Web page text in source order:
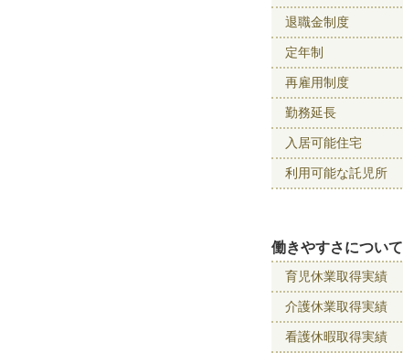
退職金制度
定年制
再雇用制度
勤務延長
入居可能住宅
利用可能な託児所
働きやすさについて
育児休業取得実績
介護休業取得実績
看護休暇取得実績